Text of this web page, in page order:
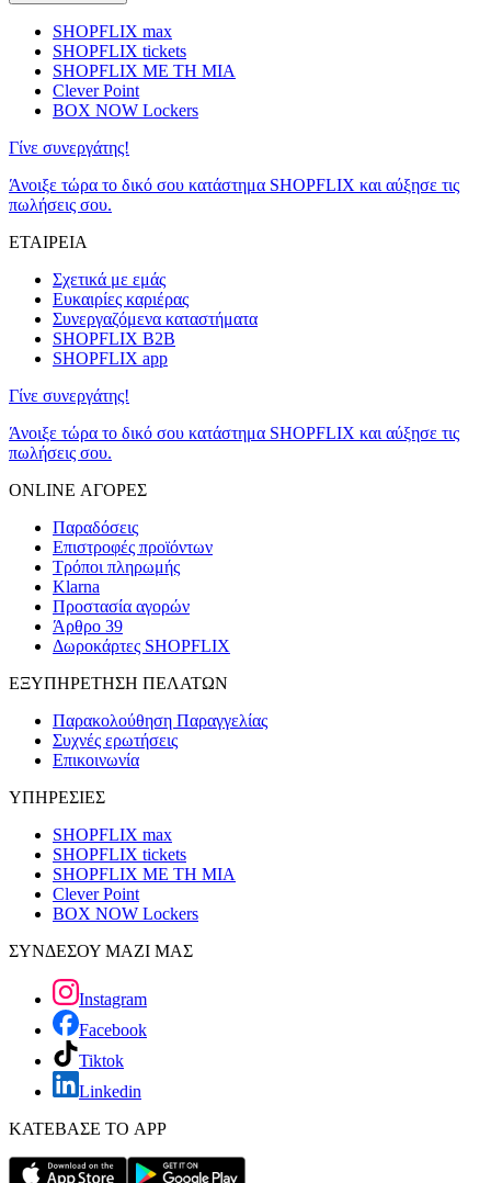
SHOPFLIX max
SHOPFLIX tickets
SHOPFLIX ΜΕ ΤΗ ΜΙΑ
Clever Point
BOX NOW Lockers
Γίνε συνεργάτης!
Άνοιξε τώρα το δικό σου κατάστημα SHOPFLIX και αύξησε τις
πωλήσεις σου.
ΕΤΑΙΡΕΙΑ
Σχετικά με εμάς
Ευκαιρίες καριέρας
Συνεργαζόμενα καταστήματα
SHOPFLIX B2B
SHOPFLIX app
Γίνε συνεργάτης!
Άνοιξε τώρα το δικό σου κατάστημα SHOPFLIX και αύξησε τις
πωλήσεις σου.
ONLINE ΑΓΟΡΕΣ
Παραδόσεις
Επιστροφές προϊόντων
Τρόποι πληρωμής
Klarna
Προστασία αγορών
Άρθρο 39
Δωροκάρτες SHOPFLIX
ΕΞΥΠΗΡΕΤΗΣΗ ΠΕΛΑΤΩΝ
Παρακολούθηση Παραγγελίας
Συχνές ερωτήσεις
Επικοινωνία
ΥΠΗΡΕΣΙΕΣ
SHOPFLIX max
SHOPFLIX tickets
SHOPFLIX ΜΕ ΤΗ ΜΙΑ
Clever Point
BOX NOW Lockers
ΣΥΝΔΕΣΟΥ ΜΑΖΙ ΜΑΣ
Instagram
Facebook
Tiktok
Linkedin
ΚΑΤΕΒΑΣΕ ΤΟ APP